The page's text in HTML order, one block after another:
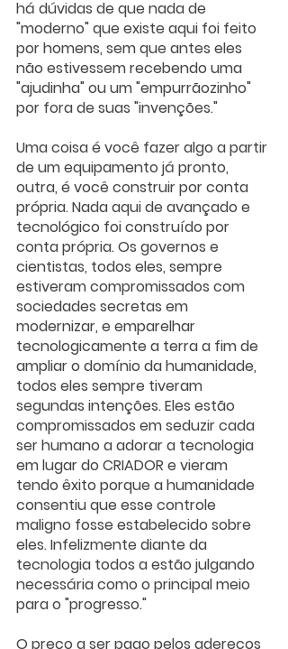
há dúvidas de que nada de
"moderno" que existe aqui foi feito
por homens, sem que antes eles
não estivessem recebendo uma
"ajudinha" ou um "empurrãozinho"
por fora de suas "invenções."
Uma coisa é você fazer algo a partir
de um equipamento já pronto,
outra, é você construir por conta
própria. Nada aqui de avançado e
tecnológico foi construído por
conta própria. Os governos e
cientistas, todos eles, sempre
estiveram compromissados com
sociedades secretas em
modernizar, e emparelhar
tecnologicamente a terra a fim de
ampliar o domínio da humanidade,
todos eles sempre tiveram
segundas intenções. Eles estão
compromissados em seduzir cada
ser humano a adorar a tecnologia
em lugar do CRIADOR e vieram
tendo êxito porque a humanidade
consentiu que esse controle
maligno fosse estabelecido sobre
eles. Infelizmente diante da
tecnologia todos a estão julgando
necessária como o principal meio
para o "progresso."
O preço a ser pago pelos adereços